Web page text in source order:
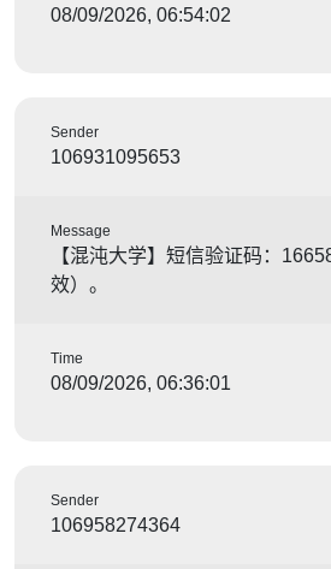
08/09/2026, 06:54:02
Sender
106931095653
Message
【混沌大学】短信验证码：
效）。
Time
08/09/2026, 06:36:01
Sender
106958274364